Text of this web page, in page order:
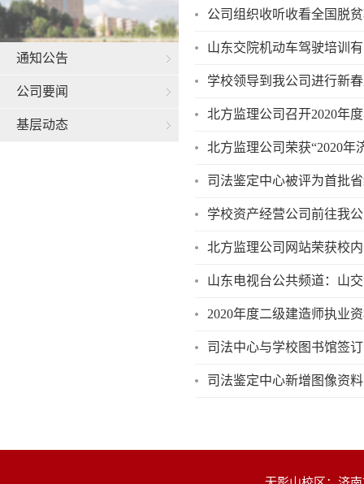
通知公告
公司要闻
基层动态
公司组织收听收看全国脱
山东交院机动车驾驶培训
学校领导到我公司进行新
北方监理公司召开2020年
北方监理公司荣获“2020年
司法鉴定中心被评为首批
学校资产经营公司前往我
北方监理公司网站荣获校
2020年度二级建造师执业
司法中心与学校图书馆签
司法鉴定中心新增图像资